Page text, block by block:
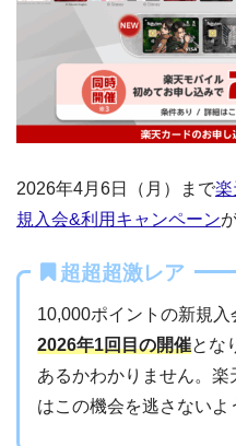
2026年4月6日（月）まで楽
規入会&利用キャンペーン
超超超激レア
10,000ポイントの新規
2026年1回目の開催とな
あるかわかりません。
はこの機会を逃さないよ